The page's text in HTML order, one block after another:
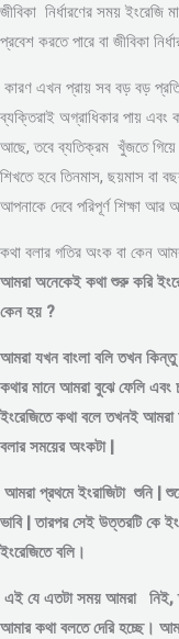
জীবিকা নির্ধারণের সময় ইংরেজি
প্রবেশ করতে পারে বা জীবিকা
কারণ এখন প্রায় সব বড় বড়
ব্যক্তিরাই অগ্রাধিকার পায়
আছে, তবে ব্যতিক্রম খুঁজতে গিয়ে
শিখতে হবে তিনমাস, ছয়মাস বা
আপনাকে দেবে পরিপূর্ণ শিক্ষা
কথা বলার গতির অংক বা কেন
আমরা অনেকেই কথা শুরু করি
কেন হয় ?
আমরা যখন বাংলা বলি তখন
কথার মানে আমরা বুঝে ফেলি
ইংরেজিতে কথা বলে তখনই আমরা
বলার সময়ের অংকটা |
আমরা প্রথমে ইংরাজিটা শুনি |
ভাবি | তারপর সেই উত্তরটি কে
ইংরেজিতে বলি।
এই যে এতটা সময় আমরা নিই,
আমার কথা বলতে দেরি হচ্ছে।